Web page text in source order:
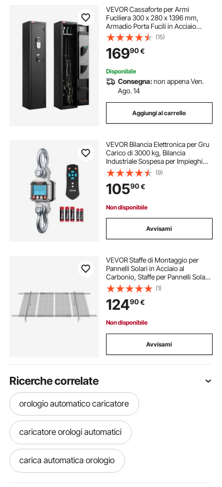
VEVOR Cassaforte per Armi
Fuciliera 300 x 280 x 1396 mm,
Armadio Porta Fucili in Acciaio
Laminato a Freddo per Impieghi
Gravosi, Ampio Armadio Porta
Armi Lunghe con Serratura a
Chiave, Richiede Installazione
(15)
16990€
Disponibile
Consegna:non appena Ven.
Ago. 14
Aggiungi al carrello
VEVOR Bilancia Elettronica per Gru
Carico di 3000 kg, Bilancia
Industriale Sospesa per Impieghi
Gravosi con Cassa in Alluminio
Pressofuso e Display LCD, Divisione
500 g e Interruttore a 3 Unità
(9)
10590€
Non disponibile
Avvisami
VEVOR Staffe di Montaggio per
Pannelli Solari in Acciaio al
Carbonio, Staffe per Pannelli Solari
Multi-Pezzo Regolabili da 30° a 60°
per 1-4 Pannelli Solari, per
Montaggio a Terra per Fattorie,
Barche
(1)
12490€
Non disponibile
Avvisami
Ricerche correlate
orologio automatico caricatore
caricatore orologi automatici
carica automatica orologio